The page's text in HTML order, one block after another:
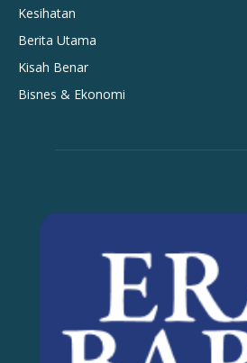
Kesihatan
Berita Utama
Kisah Benar
Bisnes & Ekonomi